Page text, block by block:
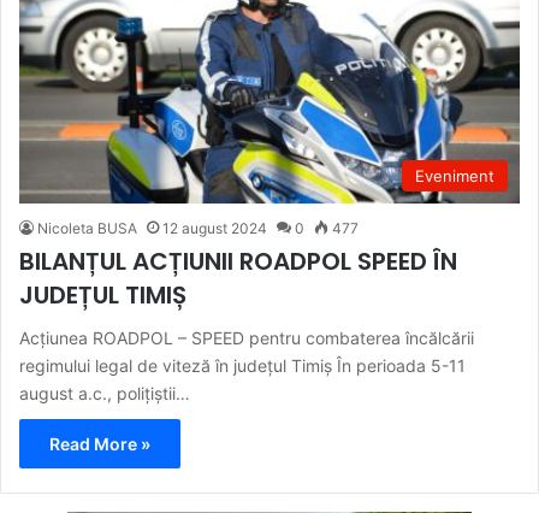
Eveniment
Nicoleta BUSA 12 august 2024 0 477
BILANȚUL ACȚIUNII ROADPOL SPEED ÎN
JUDEȚUL TIMIȘ
Acțiunea ROADPOL – SPEED pentru combaterea încălcării
regimului legal de viteză în județul Timiș În perioada 5-11
august a.c., polițiștii…
Read More »